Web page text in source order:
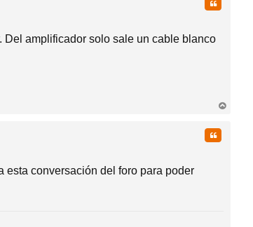
Citar
Del amplificador solo sale un cable blanco
Citar
esta conversación del foro para poder